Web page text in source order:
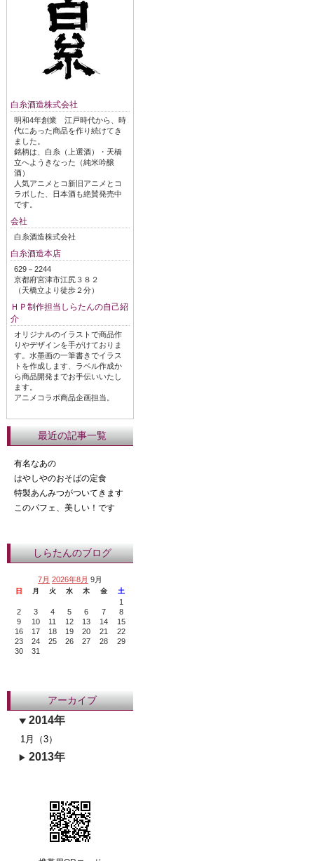
白糸酒造株式会社
明和4年創業 江戸時代から、時
代にあった商品を作り続けてき
ました。
銘柄は、白糸（上選酒）・天橋
立へようきなった（純米吟醸
酒）
人気アニメとコ新旧アニメとコ
ラボした、日本酒も絶賛発売中
です。
会社
白糸酒造株式会社
白糸酒造本店
629－2244
京都府宮津市江尻３８２
（天橋立より徒歩２分）
ＨＰ制作担当しらたんの自己紹
介
オリジナルのイラストで商品作
りやデザインを手がけておりま
す。水墨画の一筆書きでイラス
トを作成します、ラベル作成か
ら商品開発までお手伝いいたし
ます。
アニメコラボ商品企画担当。
最近の記事一覧
有名なあの
はやしやのおそばの定食
特製あんみつがついてきます
このパフェ、美しい！です
しらたんのブログ
7月 2026年8月 9月
日 月 火 水 木 金 土
1
2
3 4 5 6 7
8
9
10 11 12 13 14
15
16
17 18 19 20 21
22
23
24 25 26 27 28
29
30
31
アーカイブ
2014年
1月（3）
2013年